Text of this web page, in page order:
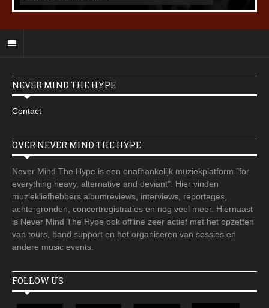
NEVER MIND THE HYPE
Contact
OVER NEVER MIND THE HYPE
Never Mind The Hype is een onafhankelijk muziekplatform "for
everything heavy, alternative and deviant". Hier vinden
muziekliefhebbers albumreviews, interviews, reportages,
achtergronden, concertregistraties en nog veel meer. Hiernaast
is Never Mind The Hype ook offline zeer actief met het opzetten
van tours, band support en het organiseren van sessies en
andere music events.
FOLLOW US